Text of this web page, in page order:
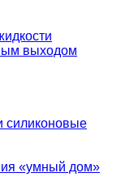
выходом
силиконовые
«умный дом»